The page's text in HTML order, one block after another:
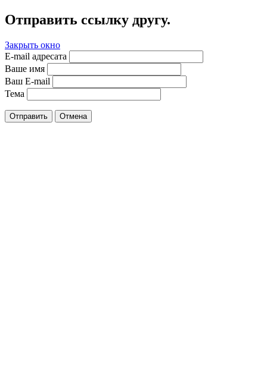
Отправить ссылку другу.
Закрыть окно
E-mail адресата
Ваше имя
Ваш E-mail
Тема
Отправить Отмена